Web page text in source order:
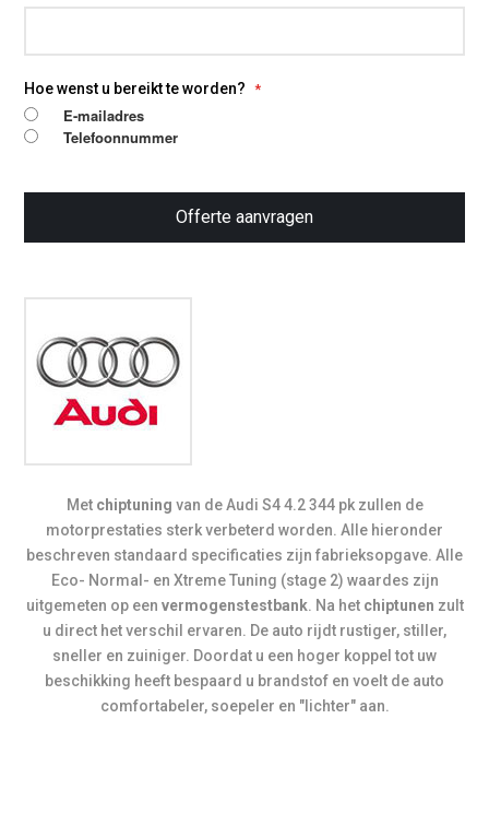
Hoe wenst u bereikt te worden?
E-mailadres
Telefoonnummer
Offerte aanvragen
Met chiptuning van de Audi S4 4.2 344 pk zullen de
motorprestaties sterk verbeterd worden. Alle hieronder
beschreven standaard specificaties zijn fabrieksopgave. Alle
Eco- Normal- en Xtreme Tuning (stage 2) waardes zijn
uitgemeten op een vermogenstestbank. Na het chiptunen zult
u direct het verschil ervaren. De auto rijdt rustiger, stiller,
sneller en zuiniger. Doordat u een hoger koppel tot uw
beschikking heeft bespaard u brandstof en voelt de auto
comfortabeler, soepeler en "lichter" aan.